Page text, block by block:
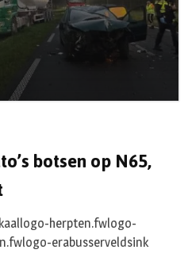
botsen op N65,
herpten.fwlogo-
erabusserveldsink